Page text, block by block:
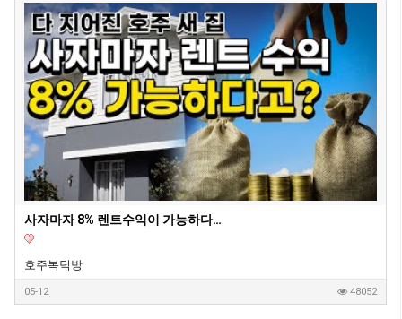
사자마자 8% 렌트수익이 가능하다는 호주 새집 1부
호주복덕방
05-12 48052